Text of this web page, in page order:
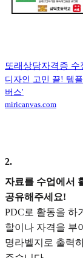
또래상담자격증 수
디자인 고민 끝! 템
버스'
miricanvas.com
2.
자료를 수업에서
공유해주세요!
PDC로 활동을 하
할이나 자격을 부
명라벨지로 출력